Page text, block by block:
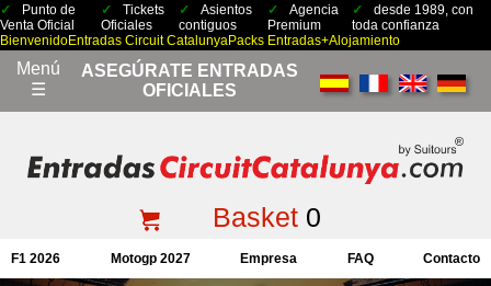
Punto de
Venta Oficial
Tickets
Oficiales
Asientos
contiguos
Agencia
Premium
desde 1989, con
toda confianza
BienvenidoEntradas Circuit CatalunyaPacks Entradas+Alojamiento
Menú
☰
ASEGÚRATE ENTRADAS
OFICIALES
Basket0
F1 2026 Motogp 2027 Empresa FAQ Contacto